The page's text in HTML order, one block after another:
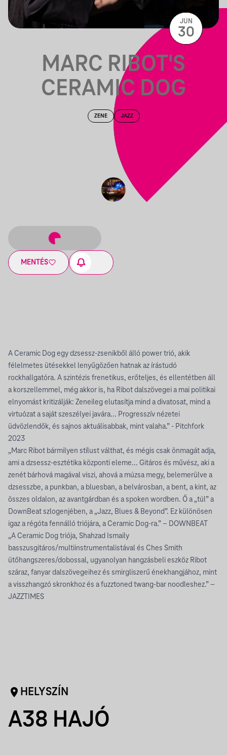
MARC RIBOT'S
CERAMIC DOG
ZENE JAZZ
MENTÉS
JUN
30
A Ceramic Dog egy dzsessz-zsenikből álló power trió, akik
félelmetes ütésekkel lenyűgözően hatnak az írástudó
rockhallgatóra. A szintézis frenetikus, erőteljes, és ellentétben áll
a korszellemmel, még akkor is, ha Ribot dalszövegei a mai politikai
elnyomást kritizálják: Zeneileg elutasítja mind a divatosat, mind a
virtuózat a saját szeszélyei javára... Progresszív nézetei
üdvözlendők, és sajnos aktuálisabbak, mint valaha.” - Pitchfork
2023
„Marc Ribot bármilyen stílust válthat, és mégis csak önmagát adja,
ami a dzsessz-esztétika központi eleme... Gitáros és művész, aki a
zenét bárhová magával viszi, ahová a múzsa megy, belemerülve a
dzsesszbe, a punkban, a bluesban, a belvárosban, a bent, a kint, az
összes oldalon, az avantgárdban és a spoken wordben. Ő a „túl” a
DownBeat szlogenjében, a „Jazz, Blues & Beyond”. Ez különösen
igaz a régóta fennálló triójára, a Ceramic Dog-ra.” – DOWNBEAT
„A Ceramic Dog triója, Shahzad Ismaily
basszusgitáros/multiinstrumentalistával és Ches Smith
ütőhangszeres/dobossal, ugyanolyan hangzásbeli eszköz Ribot
száraz, fanyar dalszövegeihez és smirgliszerű énekhangjához, mint
a visszhangzó skronkhoz és a fuzztoned twang-bar noodleshez.” –
JAZZTIMES
HELYSZÍN
A38 HAJÓ